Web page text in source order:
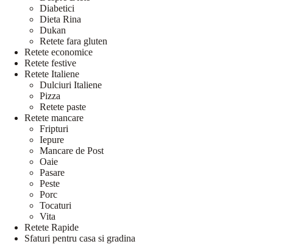
Diabetici
Dieta Rina
Dukan
Retete fara gluten
Retete economice
Retete festive
Retete Italiene
Dulciuri Italiene
Pizza
Retete paste
Retete mancare
Fripturi
Iepure
Mancare de Post
Oaie
Pasare
Peste
Porc
Tocaturi
Vita
Retete Rapide
Sfaturi pentru casa si gradina